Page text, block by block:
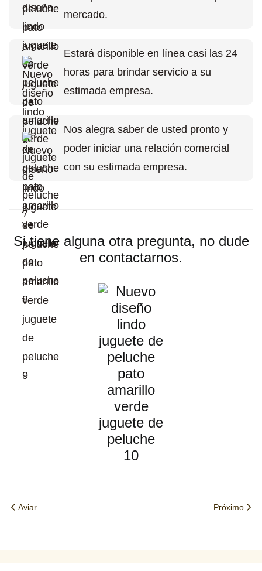
mercado.
Estará disponible en línea casi las 24
horas para brindar servicio a su
estimada empresa.
Nos alegra saber de usted pronto y
poder iniciar una relación comercial
con su estimada empresa.
Si tiene alguna otra pregunta, no dude
en contactarnos.
Aviar Próximo